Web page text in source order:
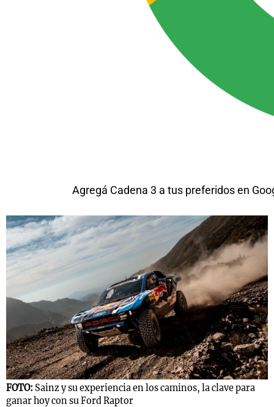
Agregá Cadena 3 a tus preferidos en
FOTO: Sainz y su experiencia en los caminos, la clave para
ganar hoy con su Ford Raptor